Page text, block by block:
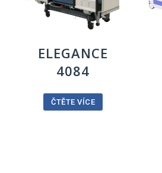
ELEGANCE
4084
ČTĚTE VÍCE